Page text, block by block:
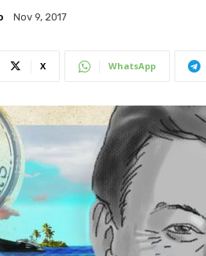
Nov 9, 2017
X WhatsApp